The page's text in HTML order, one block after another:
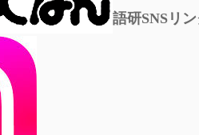
語研SNSリ